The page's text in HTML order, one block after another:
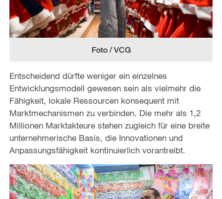
Foto / VCG
Entscheidend dürfte weniger ein einzelnes
Entwicklungsmodell gewesen sein als vielmehr die
Fähigkeit, lokale Ressourcen konsequent mit
Marktmechanismen zu verbinden. Die mehr als 1,2
Millionen Marktakteure stehen zugleich für eine breite
unternehmerische Basis, die Innovationen und
Anpassungsfähigkeit kontinuierlich vorantreibt.